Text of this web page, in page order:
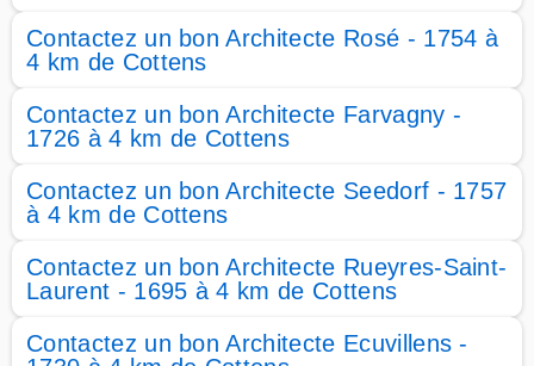
Contactez un bon Architecte Rosé - 1754 à
4 km de Cottens
Contactez un bon Architecte Farvagny -
1726 à 4 km de Cottens
Contactez un bon Architecte Seedorf - 1757
à 4 km de Cottens
Contactez un bon Architecte Rueyres-Saint-
Laurent - 1695 à 4 km de Cottens
Contactez un bon Architecte Ecuvillens -